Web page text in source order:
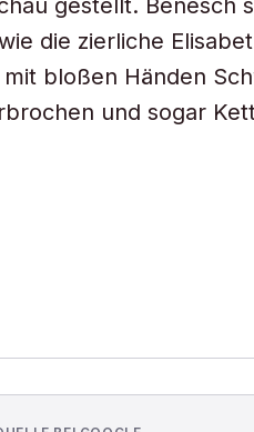
gestellt. Benesch
die zierliche
bloßen Händen
und sogar